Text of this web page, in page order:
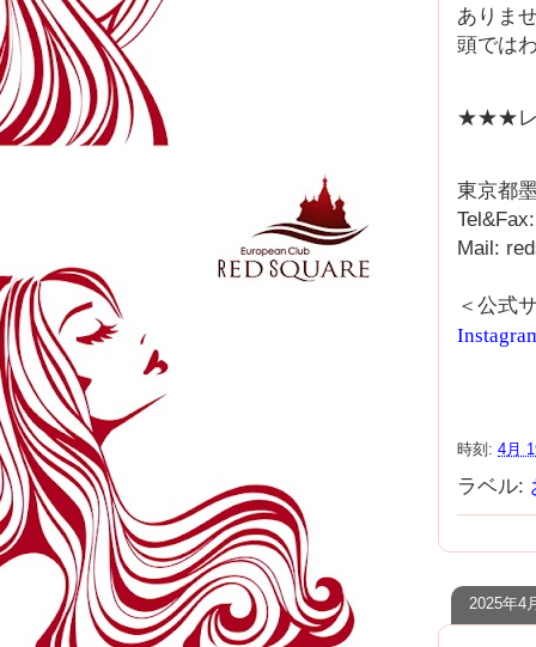
ありま
頭では
★★★レ
東京都
Mail:
＜公式
時刻: 4月
ラベル:
2025年4